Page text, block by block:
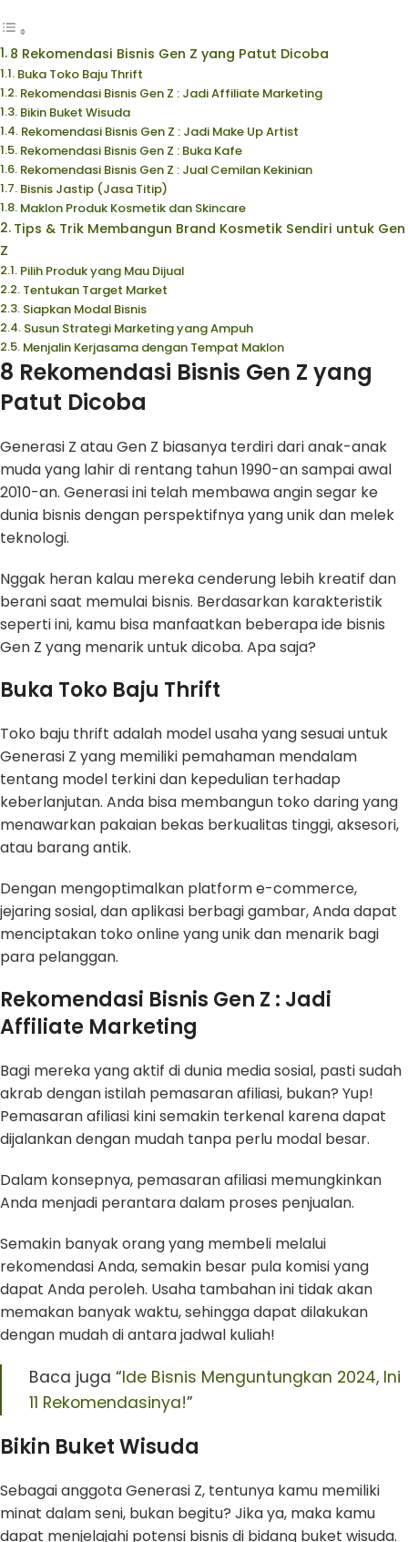
8 Rekomendasi Bisnis Gen Z yang Patut Dicoba
Buka Toko Baju Thrift
Rekomendasi Bisnis Gen Z : Jadi Affiliate Marketing
Bikin Buket Wisuda
Rekomendasi Bisnis Gen Z : Jadi Make Up Artist
Rekomendasi Bisnis Gen Z : Buka Kafe
Rekomendasi Bisnis Gen Z : Jual Cemilan Kekinian
Bisnis Jastip (Jasa Titip)
Maklon Produk Kosmetik dan Skincare
Tips & Trik Membangun Brand Kosmetik Sendiri untuk Gen
Z
Pilih Produk yang Mau Dijual
Tentukan Target Market
Siapkan Modal Bisnis
Susun Strategi Marketing yang Ampuh
Menjalin Kerjasama dengan Tempat Maklon
8 Rekomendasi Bisnis Gen Z yang
Patut Dicoba
Generasi Z atau Gen Z biasanya terdiri dari anak-anak
muda yang lahir di rentang tahun 1990-an sampai awal
2010-an. Generasi ini telah membawa angin segar ke
dunia bisnis dengan perspektifnya yang unik dan melek
teknologi.
Nggak heran kalau mereka cenderung lebih kreatif dan
berani saat memulai bisnis. Berdasarkan karakteristik
seperti ini, kamu bisa manfaatkan beberapa ide bisnis
Gen Z yang menarik untuk dicoba. Apa saja?
Buka Toko Baju Thrift
Toko baju thrift adalah model usaha yang sesuai untuk
Generasi Z yang memiliki pemahaman mendalam
tentang model terkini dan kepedulian terhadap
keberlanjutan. Anda bisa membangun toko daring yang
menawarkan pakaian bekas berkualitas tinggi, aksesori,
atau barang antik.
Dengan mengoptimalkan platform e-commerce,
jejaring sosial, dan aplikasi berbagi gambar, Anda dapat
menciptakan toko online yang unik dan menarik bagi
para pelanggan.
Rekomendasi Bisnis Gen Z : Jadi
Affiliate Marketing
Bagi mereka yang aktif di dunia media sosial, pasti sudah
akrab dengan istilah pemasaran afiliasi, bukan? Yup!
Pemasaran afiliasi kini semakin terkenal karena dapat
dijalankan dengan mudah tanpa perlu modal besar.
Dalam konsepnya, pemasaran afiliasi memungkinkan
Anda menjadi perantara dalam proses penjualan.
Semakin banyak orang yang membeli melalui
rekomendasi Anda, semakin besar pula komisi yang
dapat Anda peroleh. Usaha tambahan ini tidak akan
memakan banyak waktu, sehingga dapat dilakukan
dengan mudah di antara jadwal kuliah!
Baca juga “Ide Bisnis Menguntungkan 2024, Ini
11 Rekomendasinya!”
Bikin Buket Wisuda
Sebagai anggota Generasi Z, tentunya kamu memiliki
minat dalam seni, bukan begitu? Jika ya, maka kamu
dapat menjelajahi potensi bisnis di bidang buket wisuda.